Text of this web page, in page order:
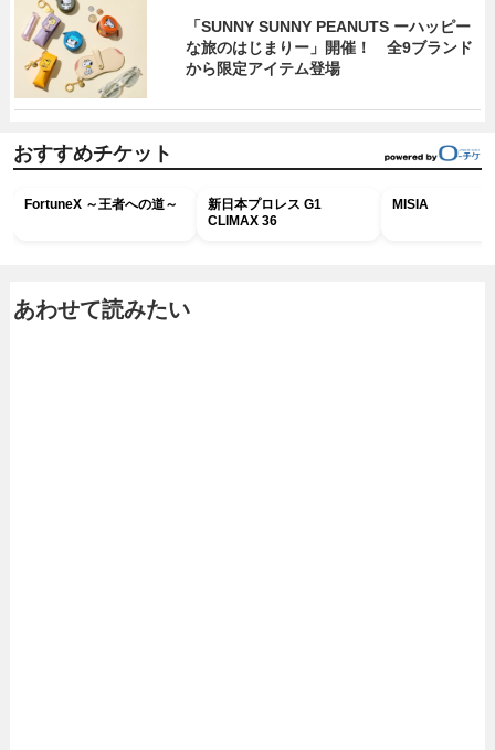
「SUNNY SUNNY PEANUTS ーハッピー
な旅のはじまりー」開催！ 全9ブランド
から限定アイテム登場
おすすめチケット
FortuneX ～王者への道～
新日本プロレス G1
CLIMAX 36
MISIA
あわせて読みたい